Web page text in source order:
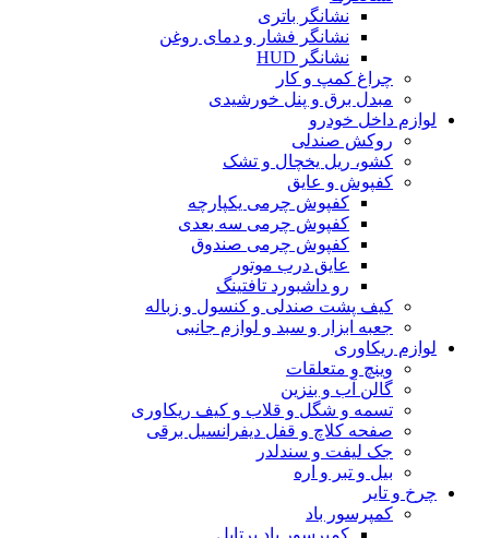
نشانگر باتری
نشانگر فشار و دمای روغن
نشانگر HUD
چراغ کمپ و کار
مبدل برق و پنل خورشیدی
لوازم داخل خودرو
روکش صندلی
کشو، ریل یخچال و تشک
کفپوش و عایق
کفپوش چرمی یکپارچه
کفپوش چرمی سه بعدی
کفپوش چرمی صندوق
عایق درب موتور
رو داشبورد تافتینگ
کیف پشت صندلی و کنسول و زباله
جعبه ابزار و سبد و لوازم جانبی
لوازم ریکاوری
وینچ و متعلقات
گالن آب و بنزین
تسمه و شگل و قلاب و کیف ریکاوری
صفحه کلاچ و قفل دیفرانسیل برقی
جک لیفت و سندلدر
بیل و تبر و اره
چرخ و تایر
کمپرسور باد